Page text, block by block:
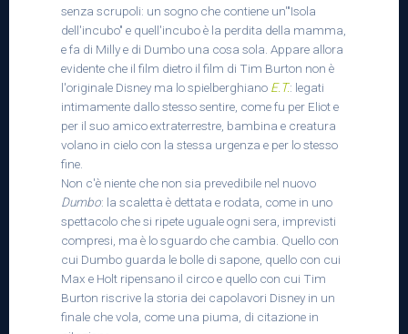
senza scrupoli: un sogno che contiene un'"Isola
dell'incubo" e quell'incubo è la perdita della mamma,
e fa di Milly e di Dumbo una cosa sola. Appare allora
evidente che il film dietro il film di Tim Burton non è
l'originale Disney ma lo spielberghiano E.T.: legati
intimamente dallo stesso sentire, come fu per Eliot e
per il suo amico extraterrestre, bambina e creatura
volano in cielo con la stessa urgenza e per lo stesso
fine.
Non c'è niente che non sia prevedibile nel nuovo
Dumbo: la scaletta è dettata e rodata, come in uno
spettacolo che si ripete uguale ogni sera, imprevisti
compresi, ma è lo sguardo che cambia. Quello con
cui Dumbo guarda le bolle di sapone, quello con cui
Max e Holt ripensano il circo e quello con cui Tim
Burton riscrive la storia dei capolavori Disney in un
finale che vola, come una piuma, di citazione in